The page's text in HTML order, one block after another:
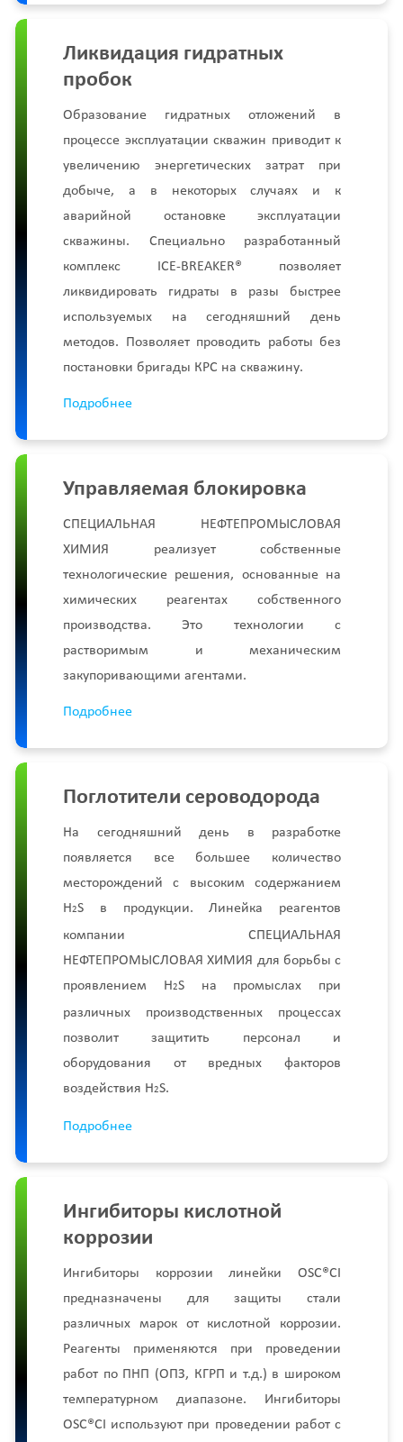
Ликвидация гидратных
пробок
Образование гидратных отложений в
процессе эксплуатации скважин приводит к
увеличению энергетических затрат при
добыче, а в некоторых случаях и к
аварийной остановке эксплуатации
скважины. Специально разработанный
комплекс ICE-BREAKER® позволяет
ликвидировать гидраты в разы быстрее
используемых на сегодняшний день
методов. Позволяет проводить работы без
постановки бригады КРС на скважину.
Подробнее
Управляемая блокировка
СПЕЦИАЛЬНАЯ НЕФТЕПРОМЫСЛОВАЯ
ХИМИЯ реализует собственные
технологические решения, основанные на
химических реагентах собственного
производства. Это технологии с
растворимым и механическим
закупоривающими агентами.
Подробнее
Поглотители сероводорода
На сегодняшний день в разработке
появляется все большее количество
месторождений с высоким содержанием
H2S в продукции. Линейка реагентов
компании СПЕЦИАЛЬНАЯ
НЕФТЕПРОМЫСЛОВАЯ ХИМИЯ для борьбы с
проявлением H2S на промыслах при
различных производственных процессах
позволит защитить персонал и
оборудования от вредных факторов
воздействия H2S.
Подробнее
Ингибиторы кислотной
коррозии
Ингибиторы коррозии линейки OSC®СI
предназначены для защиты стали
различных марок от кислотной коррозии.
Реагенты применяются при проведении
работ по ПНП (ОПЗ, КГРП и т.д.) в широком
температурном диапазоне. Ингибиторы
OSC®СI используют при проведении работ с